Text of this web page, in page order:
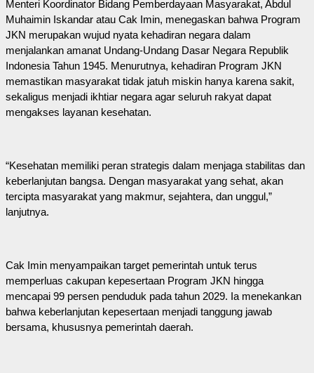
Menteri Koordinator Bidang Pemberdayaan Masyarakat, Abdul
Muhaimin Iskandar atau Cak Imin, menegaskan bahwa Program
JKN merupakan wujud nyata kehadiran negara dalam
menjalankan amanat Undang-Undang Dasar Negara Republik
Indonesia Tahun 1945. Menurutnya, kehadiran Program JKN
memastikan masyarakat tidak jatuh miskin hanya karena sakit,
sekaligus menjadi ikhtiar negara agar seluruh rakyat dapat
mengakses layanan kesehatan.
“Kesehatan memiliki peran strategis dalam menjaga stabilitas dan
keberlanjutan bangsa. Dengan masyarakat yang sehat, akan
tercipta masyarakat yang makmur, sejahtera, dan unggul,”
lanjutnya.
Cak Imin menyampaikan target pemerintah untuk terus
memperluas cakupan kepesertaan Program JKN hingga
mencapai 99 persen penduduk pada tahun 2029. Ia menekankan
bahwa keberlanjutan kepesertaan menjadi tanggung jawab
bersama, khususnya pemerintah daerah.